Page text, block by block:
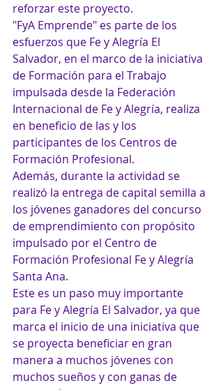
reforzar este proyecto.
"FyA Emprende" es parte de los
esfuerzos que Fe y Alegría El
Salvador, en el marco de la iniciativa
de Formación para el Trabajo
impulsada desde la Federación
Internacional de Fe y Alegría, realiza
en beneficio de las y los
participantes de los Centros de
Formación Profesional.
Además, durante la actividad se
realizó la entrega de capital semilla a
los jóvenes ganadores del concurso
de emprendimiento con propósito
impulsado por el Centro de
Formación Profesional Fe y Alegría
Santa Ana.
Este es un paso muy importante
para Fe y Alegría El Salvador, ya que
marca el inicio de una iniciativa que
se proyecta beneficiar en gran
manera a muchos jóvenes con
muchos sueños y con ganas de